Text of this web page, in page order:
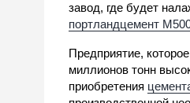
завод, где будет
портландцемент
Предприятие,
миллионов тонн
приобретения